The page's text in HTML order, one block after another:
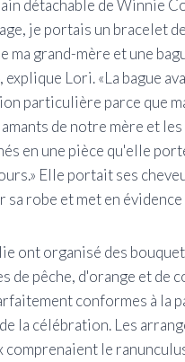
détachable de Winnie
je portais un bracelet
ma grand-mère et une
explique Lori. «La bague
particulière parce que
de notre mère et
en une pièce qu'elle
Elle portait ses
sa robe et met en
ont organisé des
de pêche, d'orange et de
conformes à la
la célébration. Les
comprenaient le